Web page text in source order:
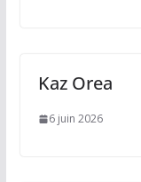
Kaz Orea
6 juin 2026